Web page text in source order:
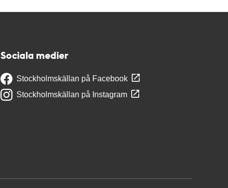
Sociala medier
Stockholmskällan på Facebook
Stockholmskällan på Instagram